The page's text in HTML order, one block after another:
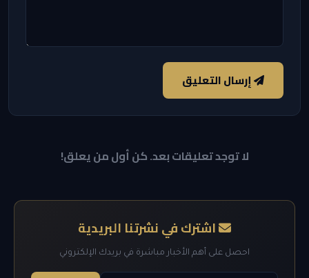
إرسال التعليق
لا توجد تعليقات بعد. كن أول من يعلق!
اشترك في نشرتنا البريدية
احصل على أهم الأخبار مباشرة في بريدك الإلكتروني